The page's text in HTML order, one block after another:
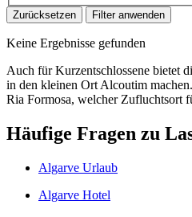
Zurücksetzen Filter anwenden
Keine Ergebnisse gefunden
Auch für Kurzentschlossene bietet
in den kleinen Ort Alcoutim
Ria Formosa, welcher Zufluchtsort
Häufige Fragen zu
Algarve Urlaub
Algarve Hotel